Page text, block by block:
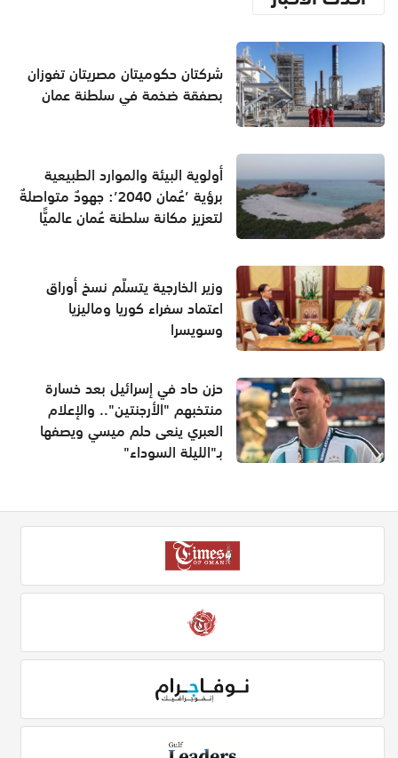
شركتان حكوميتان مصريتان تفوزان
بصفقة ضخمة في سلطنة عمان
أولوية البيئة والموارد الطبيعية
برؤية ’عُمان 2040’: جهودٌ متواصلةٌ
لتعزيز مكانة سلطنة عُمان عالميًّا
وزير الخارجية يتسلّم نسخ أوراق
اعتماد سفراء كوريا وماليزيا
وسويسرا
حزن حاد في إسرائيل بعد خسارة
منتخبهم "الأرجنتين".. والإعلام
العبري ينعى حلم ميسي ويصفها
بـ"الليلة السوداء"